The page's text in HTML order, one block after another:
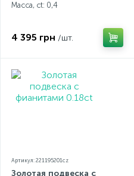
Масса, ct: 0,4
4 395 грн /шт.
Артикул: 221195201cz
Золотая подвеска с